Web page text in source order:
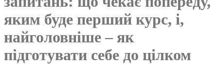
яким буде перший курс, і,
найголовніше – як
підготувати себе до цілком